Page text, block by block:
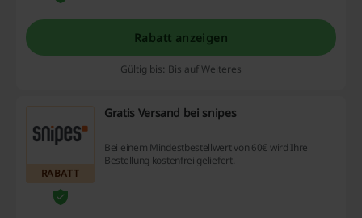
Rabatt anzeigen
Gültig bis: Bis auf Weiteres
RABATT
Gratis Versand bei snipes
Bei einem Mindestbestellwert von 60€ wird Ihre
Bestellung kostenfrei geliefert.